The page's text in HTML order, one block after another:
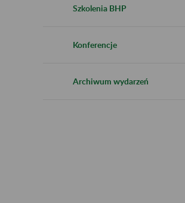
Szkolenia BHP
Konferencje
Archiwum wydarzeń